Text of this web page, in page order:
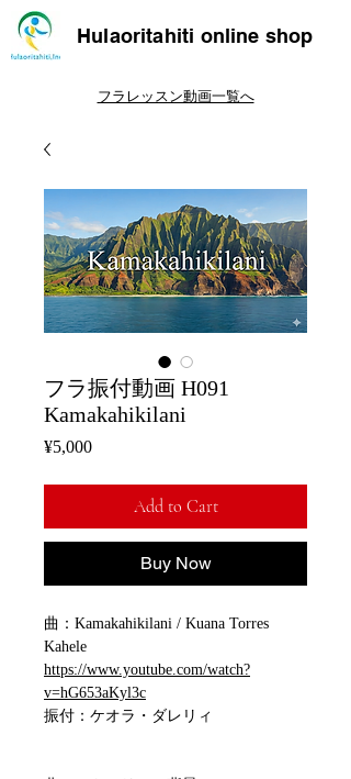
Hulaoritahiti online shop
フラレッスン動画一覧へ
フラ振付動画 H091
Kamakahikilani
¥5,000Price
Add to Cart
Buy Now
曲：Kamakahikilani / Kuana Torres
Kahele
https://www.youtube.com/watch?
v=hG653aKyl3c
振付：ケオラ・ダレリィ